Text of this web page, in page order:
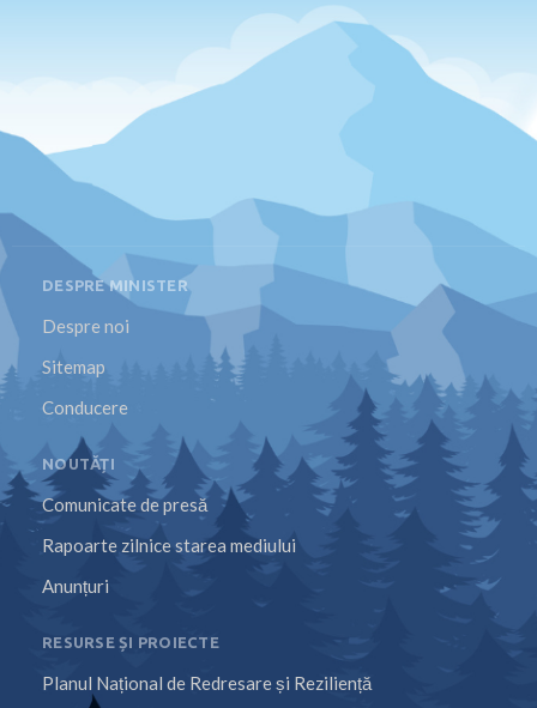
DESPRE MINISTER
Despre noi
Sitemap
Conducere
NOUTĂȚI
Comunicate de presă
Rapoarte zilnice starea mediului
Anunțuri
RESURSE ȘI PROIECTE
Planul Național de Redresare și Reziliență